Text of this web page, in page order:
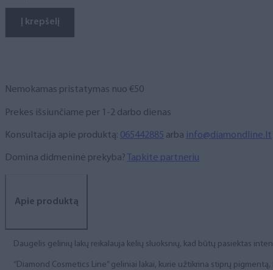
gelinis
lakas,
Į krepšelį
Nemokamas pristatymas nuo €50
Prekes išsiunčiame per 1-2 darbo dienas
Konsultacija apie produktą: 065442885 arba info@diamondline.lt
Domina didmeninė prekyba? Tapkite partneriu
Apie produktą
Daugelis gelinių lakų reikalauja kelių sluoksnių, kad būtų pasiektas
“Diamond Cosmetics Line” geliniai lakai, kurie užtikrina stiprų